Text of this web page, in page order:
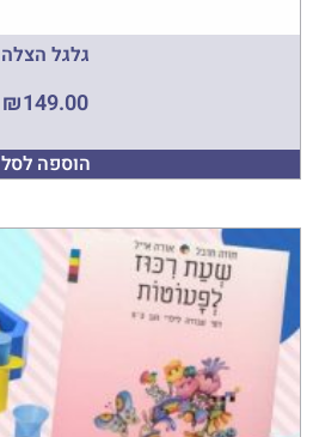
גלגל הצלה
₪149.00
הוספה לסל